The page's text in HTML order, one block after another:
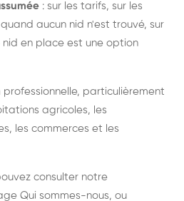
: sur les tarifs, sur les
aucun nid n'est trouvé, sur
nid en place est une option
professionnelle, particulièrement
agricoles, les
les commerces et les
consulter notre
Qui sommes-nous, ou